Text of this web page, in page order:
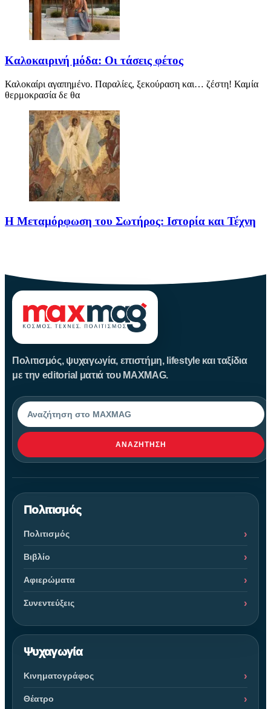
Καλοκαιρινή μόδα: Οι τάσεις φέτος
Καλοκαίρι αγαπημένο. Παραλίες, ξεκούραση και… ζέστη! Καμία
θερμοκρασία δε θα
Η Μεταμόρφωση του Σωτήρος: Ιστορία και Τέχνη
Πολιτισμός, ψυχαγωγία, επιστήμη, lifestyle και ταξίδια
με την editorial ματιά του MAXMAG.
Αναζήτηση
ΑΝΑΖΉΤΗΣΗ
Πολιτισμός
Πολιτισμός
Βιβλίο
Αφιερώματα
Συνεντεύξεις
Ψυχαγωγία
Κινηματογράφος
Θέατρο